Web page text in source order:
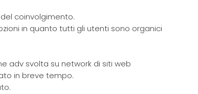
coinvolgimento.
in quanto tutti gli utenti sono organici
adv svolta su network di siti web
in breve tempo.